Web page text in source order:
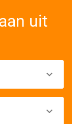
uit